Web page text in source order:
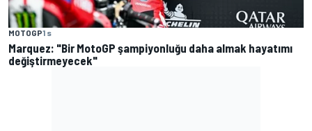
MOTOGP1 s
Marquez: "Bir MotoGP şampiyonluğu daha almak hayatımı
değiştirmeyecek"